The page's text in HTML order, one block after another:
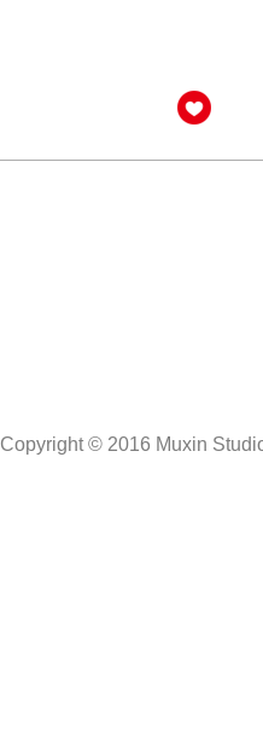
Copyright © 2016 Muxin